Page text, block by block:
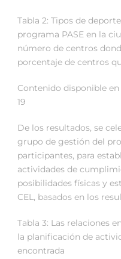
Tabla 2: Tipos de
programa PASE en la
número de centros
porcentaje de centros
Contenido disponible
19
De los resultados, se
grupo de gestión del
participantes, para
actividades de
posibilidades físicas y
CEL, basados en los
Tabla 3: Las relaciones
la planificación de
encontrada